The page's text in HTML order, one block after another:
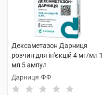
Дексаметазон Дарниця
розчин для ін'єкцій 4 мг/мл 1
мл 5 ампул
Дарниця ФФ